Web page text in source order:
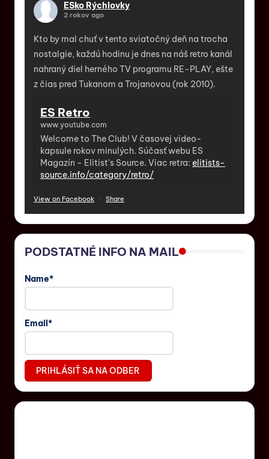
ESko Rýchlovky
2 rokov ago
Kto by mal chuť v tento sviatočný deň na trocha
nostalgie, každú hodinu je dnes na náš retro kanál
nahraný diel herného TV programu RE-PLAY, ešte
z čias pred Tukanom a Trojanovou (rok 2010).
ES Retro
www.youtube.com
Welcome to The Club! V časovej video-
kapsule rokov minulých. Súčasť webu ES
Magazín - Elitist's Source. Viac retra: elitists-
source.info/category/retro/
View on Facebook · Share
PODSTATNÉ INFO NA MAIL
Name*
Email*